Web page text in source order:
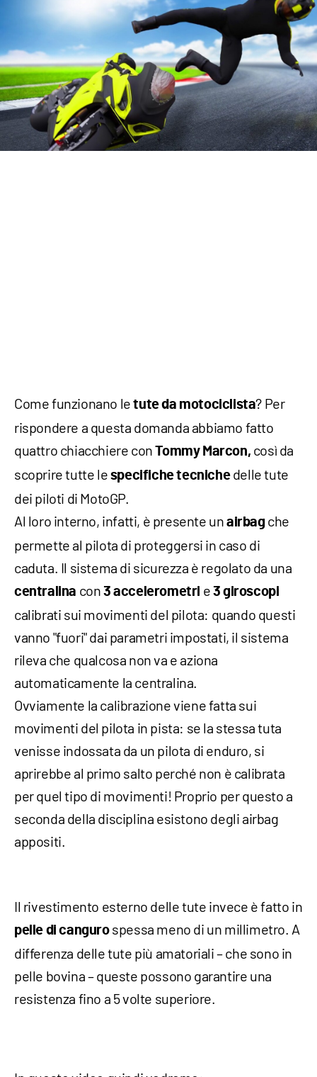
Come funzionano letute da motociclista? Per
rispondere a questa domanda abbiamo fatto
quattro chiacchiere conTommy Marcon, così da
scoprire tutte le specifiche tecnichedelle tute
dei piloti di MotoGP.
Al loro interno, infatti, è presente un airbagche
permette al pilota di proteggersi in caso di
caduta. Il sistema di sicurezza è regolato da una
centralina con 3 accelerometri e 3 giroscopi
calibrati sui movimenti del pilota: quando questi
vanno "fuori" dai parametri impostati, il sistema
rileva che qualcosa non va e aziona
automaticamente la centralina.
Ovviamente la calibrazione viene fatta sui
movimenti del pilota in pista: se la stessa tuta
venisse indossata da un pilota di enduro, si
aprirebbe al primo salto perché non è calibrata
per quel tipo di movimenti! Proprio per questo a
seconda della disciplina esistono degli airbag
appositi.
Il rivestimento esterno delle tute invece è fatto in
pelle di cangurospessa meno di un millimetro. A
differenza delle tute più amatoriali – che sono in
pelle bovina – queste possono garantire una
resistenza fino a 5 volte superiore.